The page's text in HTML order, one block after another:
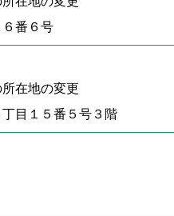
番６号
在地の変更
目１５番５号３階